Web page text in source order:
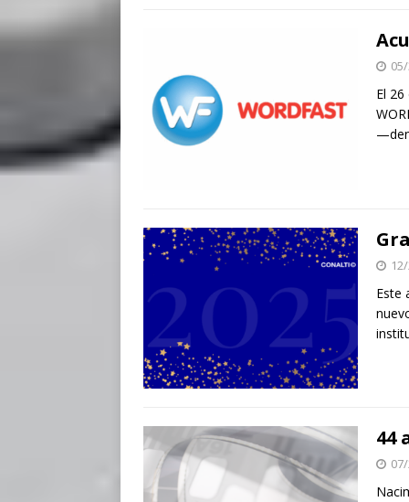
El
Este
44